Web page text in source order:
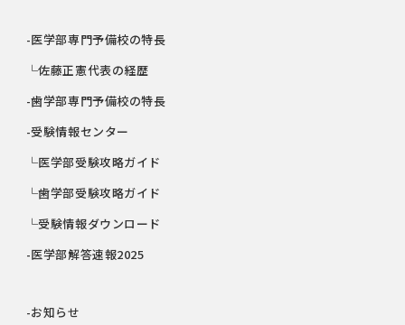
-医学部専門予備校の特長
└佐藤正憲代表の経歴
-歯学部専門予備校の特長
-受験情報センター
└医学部受験攻略ガイド
└歯学部受験攻略ガイド
└受験情報ダウンロード
-医学部解答速報2025
-お知らせ